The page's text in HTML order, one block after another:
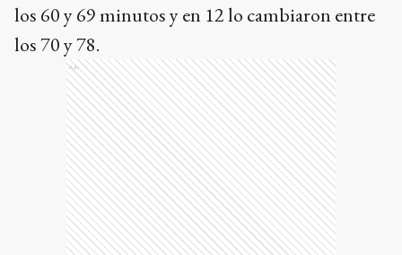
los 60 y 69 minutos y en 12 lo cambiaron entre
los 70 y 78.
Ads